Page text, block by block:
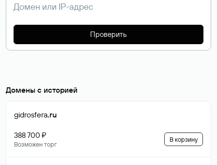
Проверить
Домены с историей
gidrosfera.ru
388 700 ₽
Возможен торг
В корзину